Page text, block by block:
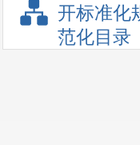
开标准化
范化目录